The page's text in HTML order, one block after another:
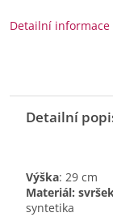
Detailní informace
Detailní
Výška: 29 cm
Materiál:
syntetika